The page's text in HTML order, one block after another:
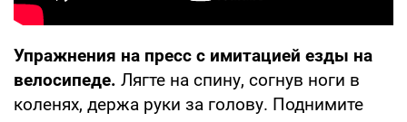
Упражнения на пресс с имитацией езды на
велосипеде. Лягте на спину, согнув ноги в
коленях, держа руки за голову. Поднимите